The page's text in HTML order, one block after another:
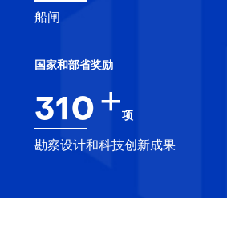
船闸
国家和部省奖励
310 +项
勘察设计和科技创新成果